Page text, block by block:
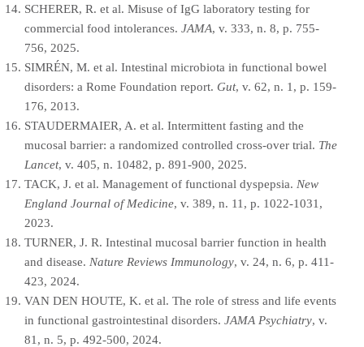
SCHERER, R. et al. Misuse of IgG laboratory testing for
commercial food intolerances. JAMA, v. 333, n. 8, p. 755-
756, 2025.
SIMRÉN, M. et al. Intestinal microbiota in functional bowel
disorders: a Rome Foundation report. Gut, v. 62, n. 1, p. 159-
176, 2013.
STAUDERMAIER, A. et al. Intermittent fasting and the
mucosal barrier: a randomized controlled cross-over trial. The
Lancet, v. 405, n. 10482, p. 891-900, 2025.
TACK, J. et al. Management of functional dyspepsia. New
England Journal of Medicine, v. 389, n. 11, p. 1022-1031,
2023.
TURNER, J. R. Intestinal mucosal barrier function in health
and disease. Nature Reviews Immunology, v. 24, n. 6, p. 411-
423, 2024.
VAN DEN HOUTE, K. et al. The role of stress and life events
in functional gastrointestinal disorders. JAMA Psychiatry, v.
81, n. 5, p. 492-500, 2024.